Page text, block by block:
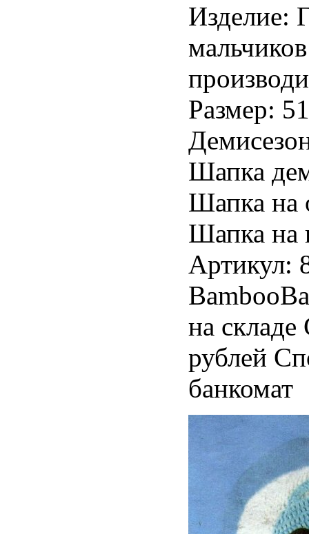
Изделие:
Размер:
Шапка
Шапка на
Шапка на
Артикул:
на
рублей
банкомат